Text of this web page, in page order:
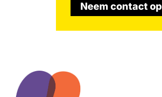
Neem contact op